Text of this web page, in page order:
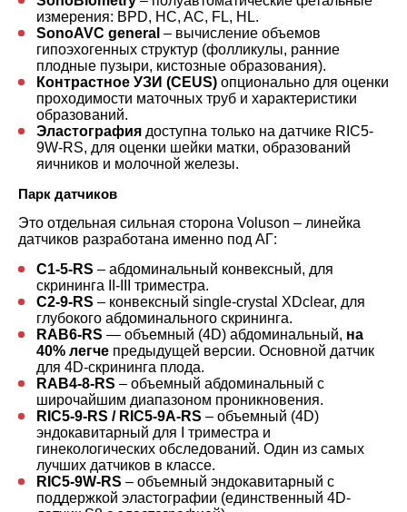
измерения: BPD, HC, AC, FL, HL.
SonoAVC general – вычисление объемов
гипоэхогенных структур (фолликулы, ранние
плодные пузыри, кистозные образования).
Контрастное УЗИ (CEUS) опционально для оценки
проходимости маточных труб и характеристики
образований.
Эластография доступна только на датчике RIC5-
9W-RS, для оценки шейки матки, образований
яичников и молочной железы.
Парк датчиков
Это отдельная сильная сторона Voluson – линейка
датчиков разработана именно под АГ:
C1-5-RS – абдоминальный конвексный, для
скрининга II-III триместра.
C2-9-RS – конвексный single-crystal XDclear, для
глубокого абдоминального скрининга.
RAB6-RS — объемный (4D) абдоминальный, на
40% легче предыдущей версии. Основной датчик
для 4D-скрининга плода.
RAB4-8-RS – объемный абдоминальный с
широчайшим диапазоном проникновения.
RIC5-9-RS / RIC5-9A-RS – объемный (4D)
эндокавитарный для I триместра и
гинекологических обследований. Один из самых
лучших датчиков в классе.
RIC5-9W-RS – объемный эндокавитарный с
поддержкой эластографии (единственный 4D-